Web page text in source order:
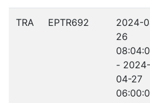
TRA EPTR692
2024-
26
- 2024-
04-27